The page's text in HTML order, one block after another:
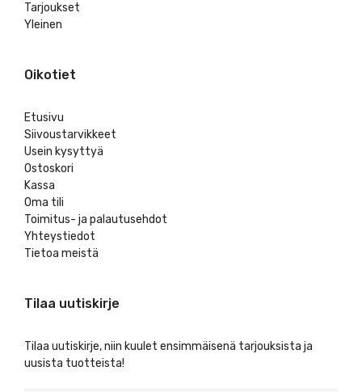
Tarjoukset
Yleinen
Oikotiet
Etusivu
Siivoustarvikkeet
Usein kysyttyä
Ostoskori
Kassa
Oma tili
Toimitus- ja palautusehdot
Yhteystiedot
Tietoa meistä
Tilaa uutiskirje
Tilaa uutiskirje, niin kuulet ensimmäisenä tarjouksista ja
uusista tuotteista!